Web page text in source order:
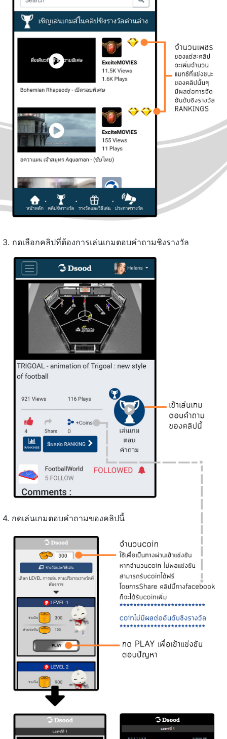
3. กดเลือกคลิปที่ต้องการเล่นเกมตอบคำถามชิงรางวัล
4. กดเล่นเกมตอบคำถามของคลิปนี้